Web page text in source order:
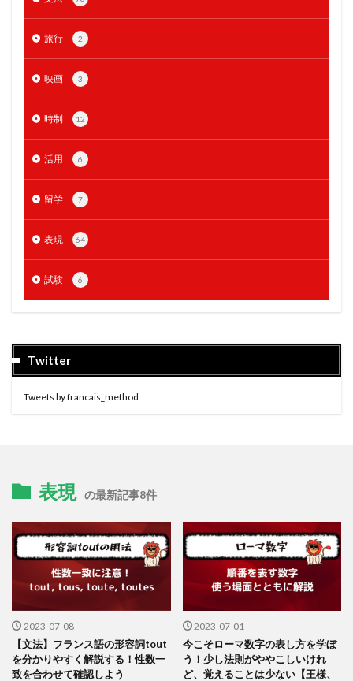
旅行 2
映画 3
時制 12
活用 6
留学 7
表現 64
試験 6
Twitter
Tweets by francais_method
表現 の最新記事8件
2023-07-08
【文法】フランス語の形容詞tout
を分かりやすく解説する！性数一
致を合わせて確認しよう
2023-07-01
今こそローマ数字の表し方を学ぼ
う！少し法則がややこしいけれ
ど、覚えることは少ない【王様、